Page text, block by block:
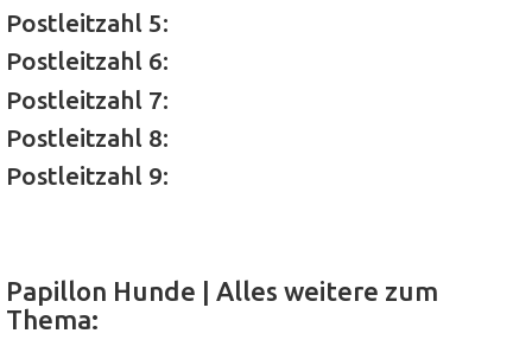
Postleitzahl 5:
Postleitzahl 6:
Postleitzahl 7:
Postleitzahl 8:
Postleitzahl 9:
Papillon Hunde | Alles weitere zum
Thema: